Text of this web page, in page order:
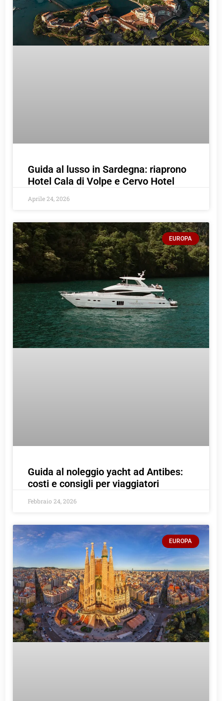
Guida al lusso in Sardegna: riaprono
Hotel Cala di Volpe e Cervo Hotel
Aprile 24, 2026
EUROPA
Guida al noleggio yacht ad Antibes:
costi e consigli per viaggiatori
Febbraio 24, 2026
EUROPA